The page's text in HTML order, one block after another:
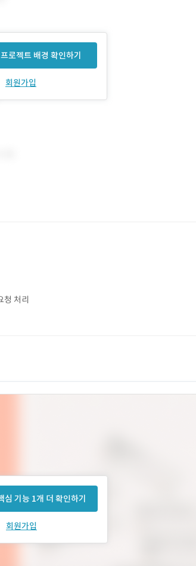
로젝트 배경 확인하기
회원가입
청 처리
심 기능 1개 더 확인하기
회원가입